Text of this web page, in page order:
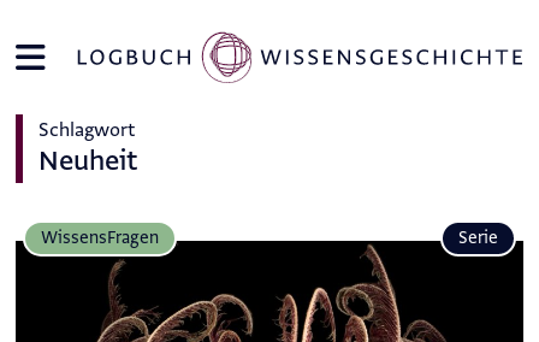
Schlagwort
Neuheit
Wissens­Fragen Serie